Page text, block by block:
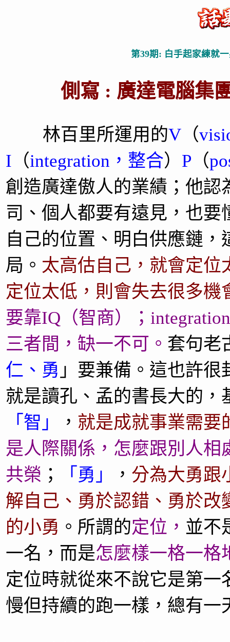
第39期: 白手起家練就
側寫 : 廣達電腦集
林百里所運用的V （
I （integration，整合） P （
創造廣達傲人的業績；他認
司、個人都要有遠見，也要
自己的位置、明白供應鏈，
局。 太高估自己，就會定位
定位太低，則會失去很多機
要靠IQ（智商）；
三者間，缺一不可。 套句老
仁、勇 」要兼備。這也許
就是讀孔、孟的書長大的，
「智」
， 就是成就事業需要
是人際關係，怎麼跟別人相
共榮 ； 「勇」 ， 分為大勇跟
解自己、勇於認錯、勇於改
的小勇 。所謂的定位， 並不
一名，而是怎麼樣一格一格
定位時就從來不說它是第一
慢但持續的跑一樣，總有一